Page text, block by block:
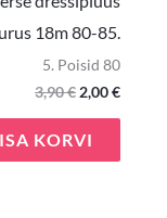
18m 80-85.
5. Poisid 80
3,90€ 2,00€
KORVI